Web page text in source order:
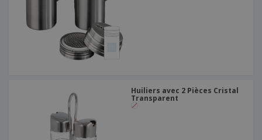
Huiliers avec 2 Pièces Cristal
Transparent